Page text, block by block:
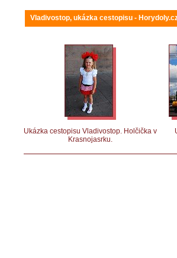
Vladivostop, ukázka cestopisu -
Ukázka cestopisu Vladivostop. Holčička v
Krasnojasrku.